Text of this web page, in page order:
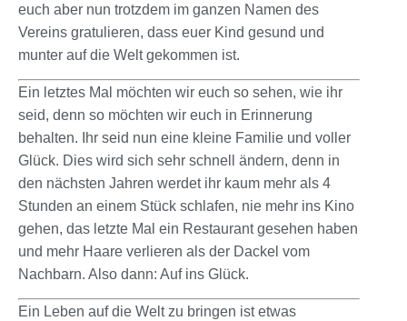
euch aber nun trotzdem im ganzen Namen des
Vereins gratulieren, dass euer Kind gesund und
munter auf die Welt gekommen ist.
Ein letztes Mal möchten wir euch so sehen, wie ihr
seid, denn so möchten wir euch in Erinnerung
behalten. Ihr seid nun eine kleine Familie und voller
Glück. Dies wird sich sehr schnell ändern, denn in
den nächsten Jahren werdet ihr kaum mehr als 4
Stunden an einem Stück schlafen, nie mehr ins Kino
gehen, das letzte Mal ein Restaurant gesehen haben
und mehr Haare verlieren als der Dackel vom
Nachbarn. Also dann: Auf ins Glück.
Ein Leben auf die Welt zu bringen ist etwas